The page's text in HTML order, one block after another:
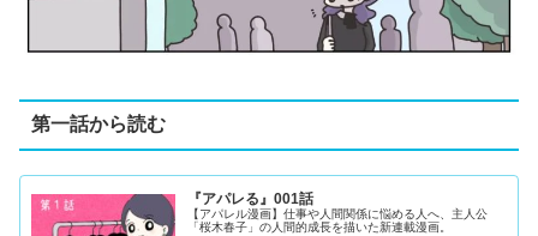
第一話から読む
『アパレる』001話
【アパレル漫画】仕事や人間関係に悩める人へ、主人公
「桜木春子」の人間的成長を描いた新連載漫画。